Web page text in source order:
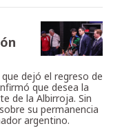
dejó el regreso de
que desea la
de la Albirroja. Sin
su permanencia
argentino.